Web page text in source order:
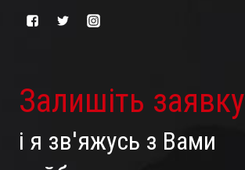
Залишіть заявку
і я зв'яжусь з Вами